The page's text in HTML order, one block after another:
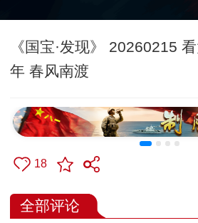
《国宝·发现》 20260215
年 春风南渡
18
全部评论